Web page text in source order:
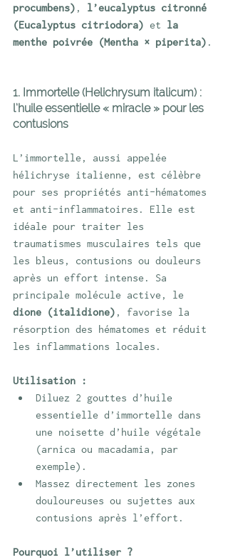
procumbens) , l’eucalyptus citronné
(Eucalyptus citriodora) et la
menthe poivrée (Mentha × piperita) .
1. Immortelle (Helichrysum italicum) :
l’huile essentielle « miracle » pour les
contusions
L’immortelle, aussi appelée
hélichryse italienne, est célèbre
pour ses propriétés anti-hématomes
et anti-inflammatoires. Elle est
idéale pour traiter les
traumatismes musculaires tels que
les bleus, contusions ou douleurs
après un effort intense. Sa
principale molécule active, le
dione (italidione) , favorise la
résorption des hématomes et réduit
les inflammations locales.
Utilisation :
Diluez 2 gouttes d’huile
essentielle d’immortelle dans
une noisette d’huile végétale
(arnica ou macadamia, par
exemple).
Massez directement les zones
douloureuses ou sujettes aux
contusions après l’effort.
Pourquoi l’utiliser ?